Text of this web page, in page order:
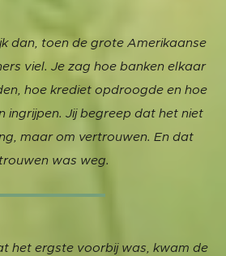
dan, toen de grote Amerikaanse
viel. Je zag hoe banken elkaar
hoe krediet opdroogde en hoe
ingrijpen. Jij begreep dat het niet
maar om vertrouwen. En dat
was weg.
het ergste voorbij was, kwam de